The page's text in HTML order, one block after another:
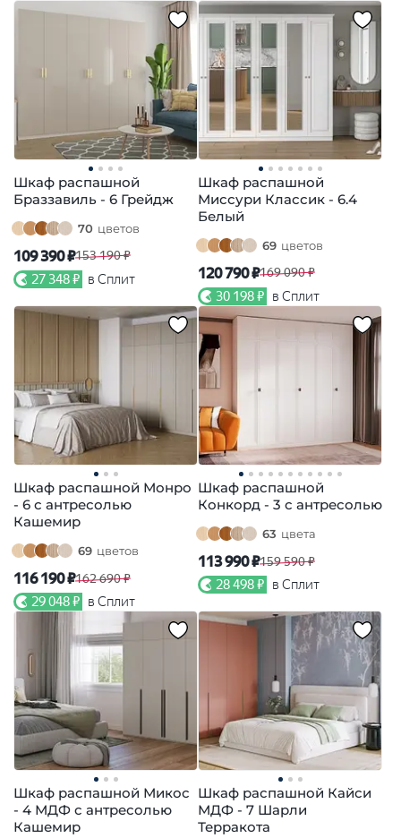
Шкаф распашной
Браззавиль - 6 Грейдж
70 цветов
109 390 ₽153 190 ₽
27 348 ₽ в Сплит
Шкаф распашной
Миссури Классик - 6.4
Белый
69 цветов
120 790 ₽169 090 ₽
30 198 ₽ в Сплит
Шкаф распашной Монро
- 6 с антресолью
Кашемир
69 цветов
116 190 ₽162 690 ₽
29 048 ₽ в Сплит
Шкаф распашной
Конкорд - 3 с антресолью
63 цвета
113 990 ₽159 590 ₽
28 498 ₽ в Сплит
Шкаф распашной Микос
- 4 МДФ с антресолью
Кашемир
Шкаф распашной Кайси
МДФ - 7 Шарли
Терракота